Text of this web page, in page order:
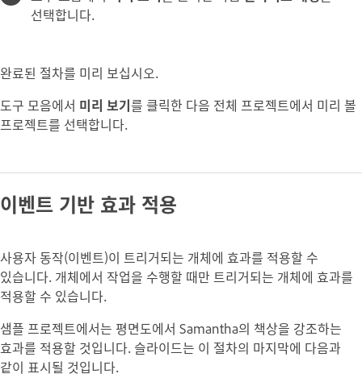
선택합니다.
완료된 절차를 미리 보십시오.
도구 모음에서 미리 보기를 클릭한 다음 전체 프로젝트에서 미리 볼
프로젝트를 선택합니다.
이벤트 기반 효과 적용
사용자 동작(이벤트)이 트리거되는 개체에 효과를 적용할 수
있습니다. 개체에서 작업을 수행할 때만 트리거되는 개체에 효과를
적용할 수 있습니다.
샘플 프로젝트에서는 평면도에서 Samantha의 책상을 강조하는
효과를 적용할 것입니다. 슬라이드는 이 절차의 마지막에 다음과
같이 표시될 것입니다.